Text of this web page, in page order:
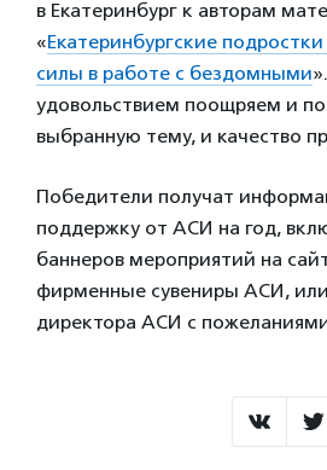
в Екатеринбург к авторам
«Екатеринбургские
силы в работе с бездомными
удовольствием поощряем и
выбранную тему, и качество
Победители получат
поддержку от АСИ на год,
баннеров мероприятий на
фирменные сувениры АСИ,
директора АСИ с